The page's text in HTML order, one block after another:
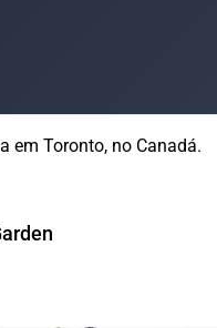
em Toronto, no Canadá.